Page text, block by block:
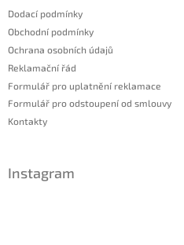
Dodací podmínky
Obchodní podmínky
Ochrana osobních údajů
Reklamační řád
Formulář pro uplatnění reklamace
Formulář pro odstoupení od smlouvy
Kontakty
Instagram